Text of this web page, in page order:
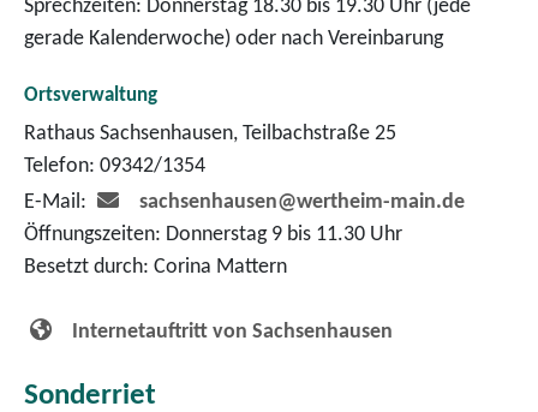
Sprechzeiten: Donnerstag 18.30 bis 19.30 Uhr (jede
gerade Kalenderwoche) oder nach Vereinbarung
Ortsverwaltung
Rathaus Sachsenhausen, Teilbachstraße 25
Telefon: 09342/1354
E-Mail:
sachsenhausen@wertheim-main.de
Öffnungszeiten: Donnerstag 9 bis 11.30 Uhr
Besetzt durch: Corina Mattern
Internetauftritt von Sachsenhausen
Sonderriet